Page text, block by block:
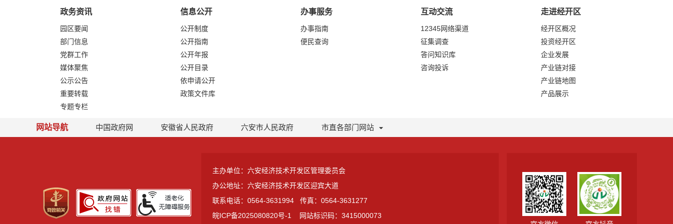
政务资讯
园区要闻
部门信息
党群工作
媒体聚焦
公示公告
重要转载
专题专栏
信息公开
公开制度
公开指南
公开年报
公开目录
依申请公开
政策文件库
办事服务
办事指南
便民查询
互动交流
12345网络渠道
征集调查
答问知识库
咨询投诉
走进经开区
经开区概况
投资经开区
企业发展
产业链对接
产业链地图
产品展示
网站导航 中国政府网 安徽省人民政府 六安市人民政府 市直各部门网站
主办单位：六安经济技术开发区管理委员会
办公地址：六安经济技术开发区迎宾大道
联系电话：0564-3631994
传真：0564-3631277
皖ICP备2025080820号-1
网站标识码：3415000073